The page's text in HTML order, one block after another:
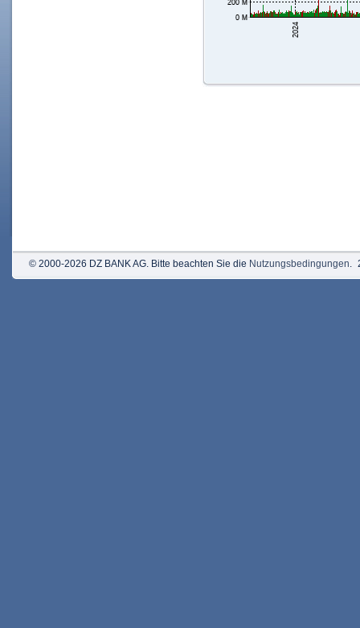
© 2000-2026 DZ BANK AG. Bitte beachten Sie die Nutzungsbedingungen.